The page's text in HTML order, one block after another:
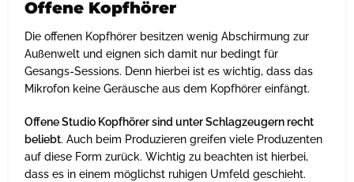
Offene Kopfhörer
Die offenen Kopfhörer besitzen wenig Abschirmung zur
Außenwelt und eignen sich damit nur bedingt für
Gesangs-Sessions. Denn hierbei ist es wichtig, dass das
Mikrofon keine Geräusche aus dem Kopfhörer einfängt.
Offene Studio Kopfhörer sind unter Schlagzeugern recht
beliebt. Auch beim Produzieren greifen viele Produzenten
auf diese Form zurück. Wichtig zu beachten ist hierbei,
dass es in einem möglichst ruhigen Umfeld geschieht.